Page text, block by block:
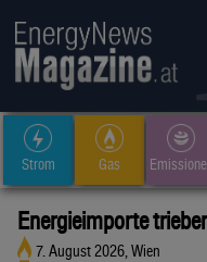
Strom Gas
Energieimporte
7. August 2026, Wien